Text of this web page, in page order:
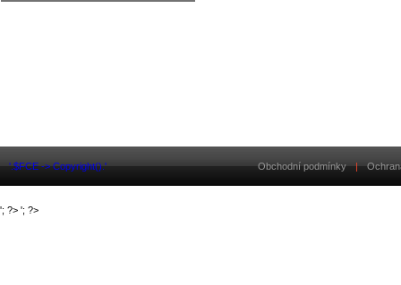
'.$FCE -> Copyright().' Obchodní podmínky |
'; ?> '; ?>